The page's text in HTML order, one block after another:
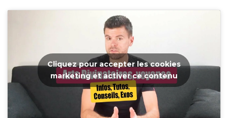
Cliquez pour accepter les cookies
marketing et activer ce contenu